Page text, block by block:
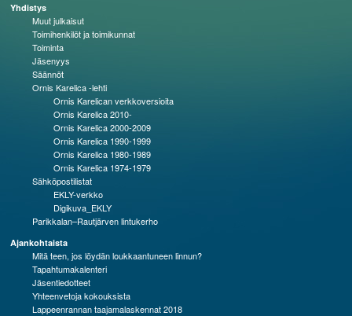
Yhdistys
Muut julkaisut
Toimihenkilöt ja toimikunnat
Toiminta
Jäsenyys
Säännöt
Ornis Karelica -lehti
Ornis Karelican verkkoversioita
Ornis Karelica 2010-
Ornis Karelica 2000-2009
Ornis Karelica 1990-1999
Ornis Karelica 1980-1989
Ornis Karelica 1974-1979
Sähköpostilistat
EKLY-verkko
Digikuva_EKLY
Parikkalan–Rautjärven lintukerho
Ajankohtaista
Mitä teen, jos löydän loukkaantuneen linnun?
Tapahtumakalenteri
Jäsentiedotteet
Yhteenvetoja kokouksista
Lappeenrannan taajamalaskennat 2018